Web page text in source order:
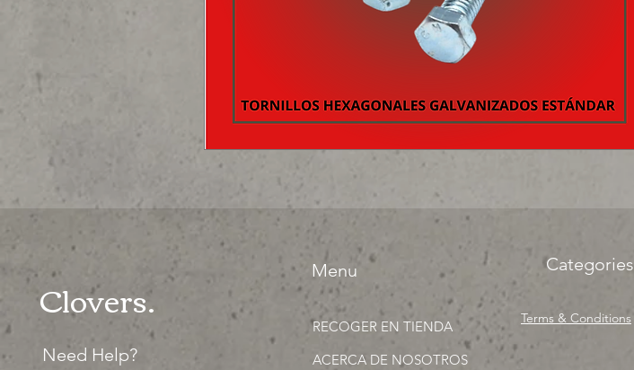
Clovers.
Need Help?
Menu
RECOGER EN TIENDA
ACERCA DE NOSOTROS
Categories
Terms & Conditions